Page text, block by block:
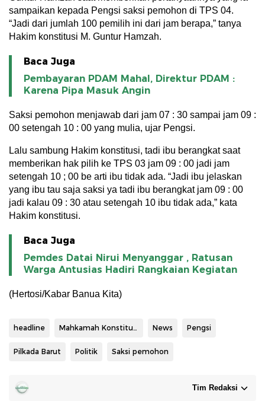
sampaikan kepada Pengsi saksi pemohon di TPS 04.
“Jadi dari jumlah 100 pemilih ini dari jam berapa,” tanya
Hakim konstitusi M. Guntur Hamzah.
Baca Juga
Pembayaran PDAM Mahal, Direktur PDAM :
Karena Pipa Masuk Angin
Saksi pemohon menjawab dari jam 07 : 30 sampai jam 09 :
00 setengah 10 : 00 yang mulia, ujar Pengsi.
Lalu sambung Hakim konstitusi, tadi ibu berangkat saat
memberikan hak pilih ke TPS 03 jam 09 : 00 jadi jam
setengah 10 ; 00 be arti ibu tidak ada. “Jadi ibu jelaskan
yang ibu tau saja saksi ya tadi ibu berangkat jam 09 : 00
jadi kalau 09 : 30 atau setengah 10 ibu tidak ada,” kata
Hakim konstitusi.
Baca Juga
Pemdes Datai Nirui Menyanggar , Ratusan
Warga Antusias Hadiri Rangkaian Kegiatan
(Hertosi/Kabar Banua Kita)
headline Mahkamah Konstitusi RI News Pengsi
Pilkada Barut Politik Saksi pemohon
Tim Redaksi